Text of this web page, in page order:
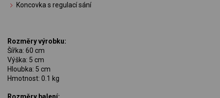
Koncovka s regulací sání
Rozměry výrobku:
Šířka: 60 cm
Výška: 5 cm
Hloubka: 5 cm
Hmotnost: 0.1 kg